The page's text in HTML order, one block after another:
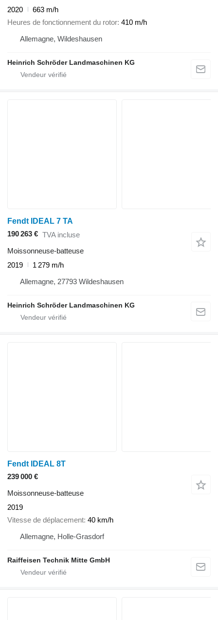
2020
663 m/h
Heures de fonctionnement du rotor 410 m/h
Allemagne, Wildeshausen
Heinrich Schröder Landmaschinen KG
Fendt IDEAL 7 TA
190 263 € TVA incluse
Moissonneuse-batteuse
2019
1 279 m/h
Allemagne, 27793 Wildeshausen
Heinrich Schröder Landmaschinen KG
Fendt IDEAL 8T
239 000 €
Moissonneuse-batteuse
2019
Vitesse de déplacement 40 km/h
Allemagne, Holle-Grasdorf
Raiffeisen Technik Mitte GmbH